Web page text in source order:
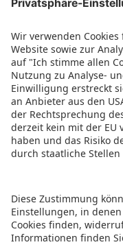
Bildmaterial steht
Verfügung.